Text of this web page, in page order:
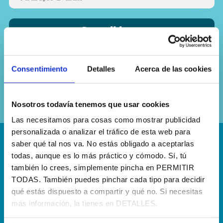
Consentimiento Detalles Acerca de las cookies
Nosotros todavía tenemos que usar cookies
Las necesitamos para cosas como mostrar publicidad
personalizada o analizar el tráfico de esta web para
saber qué tal nos va. No estás obligado a aceptarlas
todas, aunque es lo más práctico y cómodo. Sí, tú
también lo crees, simplemente pincha en PERMITIR
TODAS. También puedes pinchar cada tipo para decidir
qué estás dispuesto a compartir y qué no. Si necesitas
más información, la tienes en DETALLES.
Sí, he leído y acepto lapolítica de
¡Escríbenos!
hola@agenciapisto.com
¿Hablamos?!